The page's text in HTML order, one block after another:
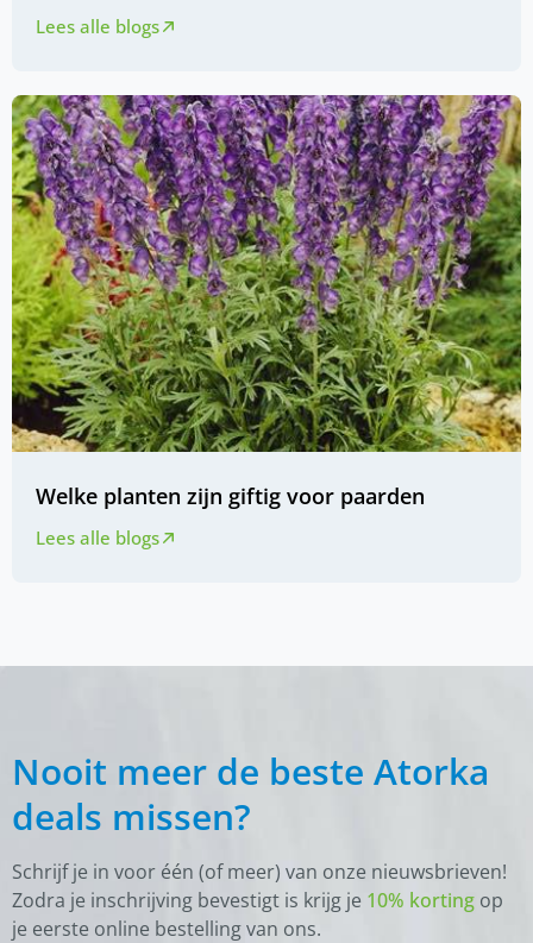
Lees alle blogs
Welke planten zijn giftig voor paarden
Lees alle blogs
Nooit meer de beste Atorka
deals missen?
Schrijf je in voor één (of meer) van onze nieuwsbrieven!
Zodra je inschrijving bevestigt is krijg je 10% korting op
je eerste online bestelling van ons.